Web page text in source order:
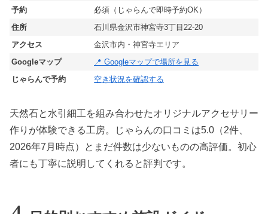
予約
必須（じゃらんで即時予約OK）
住所
石川県金沢市神宮寺3丁目22-20
アクセス
金沢市内・神宮寺エリア
Googleマップ
📍 Googleマップで場所を見る
じゃらんで予約
空き状況を確認する
天然石と水引細工を組み合わせたオリジナルアクセサリー
作りが体験できる工房。じゃらんの口コミは5.0（2件、
2026年7月時点）とまだ件数は少ないものの高評価。初心
者にも丁寧に説明してくれると評判です。